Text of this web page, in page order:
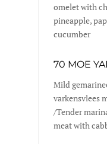
omelet with
pineapple,
cucumber
70 MOE
Mild
varkensvlees
/Tender
meat with